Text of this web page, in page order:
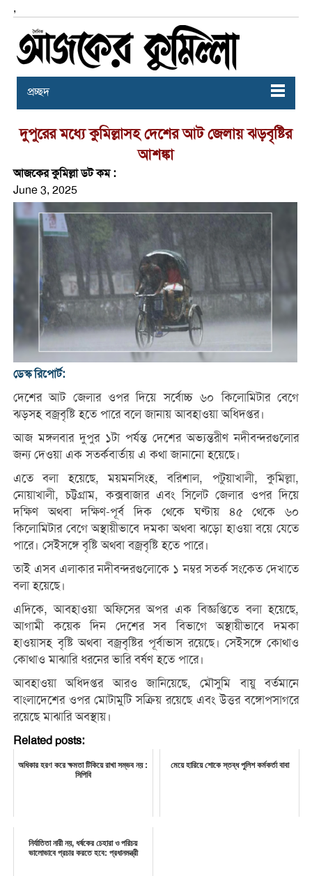
,
প্রচ্ছদ
দুপুরের মধ্যে কুমিল্লাসহ দেশের আট জেলায় ঝড়বৃষ্টির
আশঙ্কা
আজকের কুমিল্লা ডট কম :
June 3, 2025
ডেস্ক রিপোর্ট:
দেশের আট জেলার ওপর দিয়ে সর্বোচ্চ ৬০ কিলোমিটার বেগে
ঝড়সহ বজ্রবৃষ্টি হতে পারে বলে জানায় আবহাওয়া অধিদপ্তর।
আজ মঙ্গলবার দুপুর ১টা পর্যন্ত দেশের অভ্যন্তরীণ নদীবন্দরগুলোর
জন্য দেওয়া এক সতর্কবার্তায় এ কথা জানানো হয়েছে।
এতে বলা হয়েছে, ময়মনসিংহ, বরিশাল, পটুয়াখালী, কুমিল্লা,
নোয়াখালী, চট্টগ্রাম, কক্সবাজার এবং সিলেট জেলার ওপর দিয়ে
দক্ষিণ অথবা দক্ষিণ-পূর্ব দিক থেকে ঘণ্টায় ৪৫ থেকে ৬০
কিলোমিটার বেগে অস্থায়ীভাবে দমকা অথবা ঝড়ো হাওয়া বয়ে যেতে
পারে। সেইসঙ্গে বৃষ্টি অথবা বজ্রবৃষ্টি হতে পারে।
তাই এসব এলাকার নদীবন্দরগুলোকে ১ নম্বর সতর্ক সংকেত দেখাতে
বলা হয়েছে।
এদিকে, আবহাওয়া অফিসের অপর এক বিজ্ঞপ্তিতে বলা হয়েছে,
আগামী কয়েক দিন দেশের সব বিভাগে অস্থায়ীভাবে দমকা
হাওয়াসহ বৃষ্টি অথবা বজ্রবৃষ্টির পূর্বাভাস রয়েছে। সেইসঙ্গে কোথাও
কোথাও মাঝারি ধরনের ভারি বর্ষণ হতে পারে।
আবহাওয়া অধিদপ্তর আরও জানিয়েছে, মৌসুমি বায়ু বর্তমানে
বাংলাদেশের ওপর মোটামুটি সক্রিয় রয়েছে এবং উত্তর বঙ্গোপসাগরে
রয়েছে মাঝারি অবস্থায়।
Related posts:
অধিকার হরণ করে ক্ষমতা টিকিয়ে রাখা সম্ভব নয় :
সিপিবি
মেয়ে হারিয়ে শোকে স্তব্ধ পুলিশ কর্মকর্তা বাবা
নির্যাতিতা নারী নয়, ধর্ষকের চেহারা ও পরিচয়
ভালোভাবে প্রচার করতে হবে: প্রধানমন্ত্রী